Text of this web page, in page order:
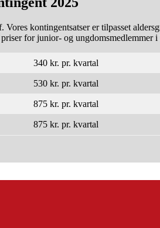
kontingentsatser er tilpasset
for junior- og ungdomsmedlemmer i
340 kr. pr. kvartal
530 kr. pr. kvartal
875 kr. pr. kvartal
875 kr. pr. kvartal